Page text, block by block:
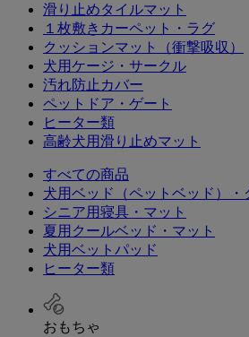
滑り止めタイルマット
１枚敷きカーペット・ラグ
クッションマット（衝撃吸収）
犬用ケージ・サークル
汚れ防止カバー
ペットドア・ゲート
ヒーター類
高齢犬用滑り止めマット
すべての商品
犬用ベッド（ペットベッド）・
シニア用寝具・マット
夏用クールベッド・マット
犬用ベットパッド
ヒーター類
おもちゃ